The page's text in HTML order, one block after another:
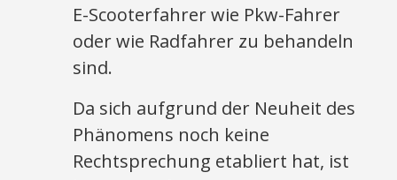
E-Scooterfahrer wie Pkw-Fahrer
oder wie Radfahrer zu behandeln
sind.
Da sich aufgrund der Neuheit des
Phänomens noch keine
Rechtsprechung etabliert hat, ist